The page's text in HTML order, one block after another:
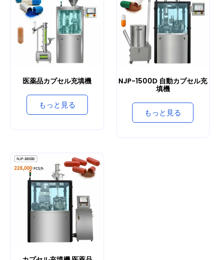
もっと見る
NJP-1500D 自動カプセル充
もっと見る